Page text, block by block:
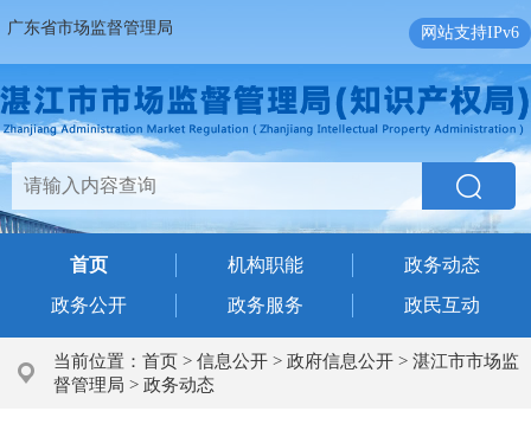
广东省市场监督管理局 网站支持IPv6
首页 机构职能
政务动态
政务公开
政务服务 政民互动
当前位置： 首页 > 信息公开 > 政府信息公开 > 湛江市市场监
督管理局 > 政务动态